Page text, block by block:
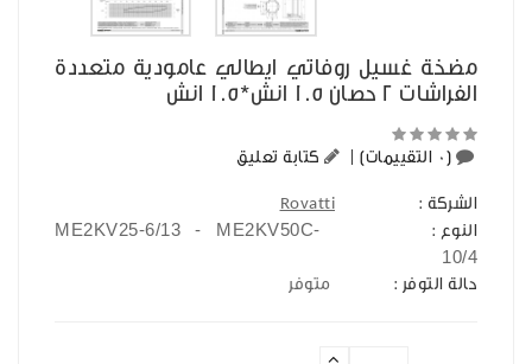
مضخة غسيل روفاتي ايطالي عامودية متعددة
الفراشات 2 حصان 1.5 انش*1.5 انش
(0 التقييمات) كتابة تعليق
الشركة :
Rovatti
النوع :
ME2KV25-6/13 - ME2KV50C-
10/4
حالة التوفر : متوفر